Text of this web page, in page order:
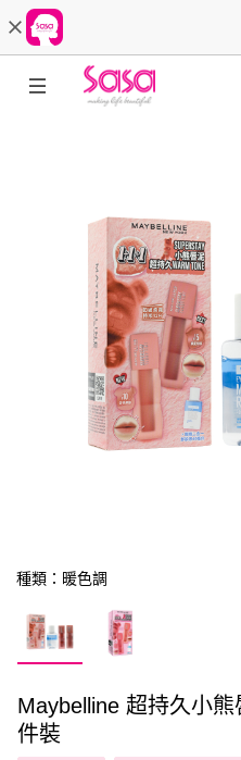
種類：暖色調
Maybelline 超持久小
件裝